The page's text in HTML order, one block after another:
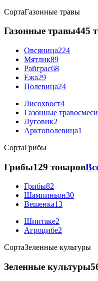
СортаГазонные травы
Газонные травы445
Овсяница224
Мятлик89
Райграс68
Ежа29
Полевица24
Лисохвост4
Газонные травосмеси
Луговик2
Арктополевица1
СортаГрибы
Грибы129 товаров
Грибы82
Шампиньон30
Вешенка13
Шиитаке2
Агроцибе2
СортаЗеленные культуры
Зеленные культуры